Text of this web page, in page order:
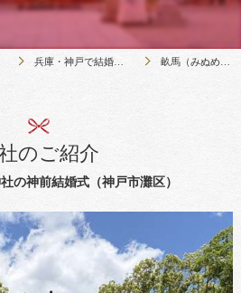
兵庫・神戸で結婚式のできる42社寺の紹介｜三々九度・夙川サロン 畝馬（みぬめ）神社の神前結婚式（神戸市灘区）
の神前結婚式（神戸市灘区）
のご紹介